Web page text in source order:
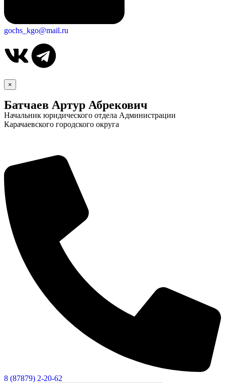
gochs_kgo@mail.ru
×
Батчаев Артур Абрекович
Начальник юридического отдела Администрации
Карачаевского городского округа
8 (87879) 2-20-62